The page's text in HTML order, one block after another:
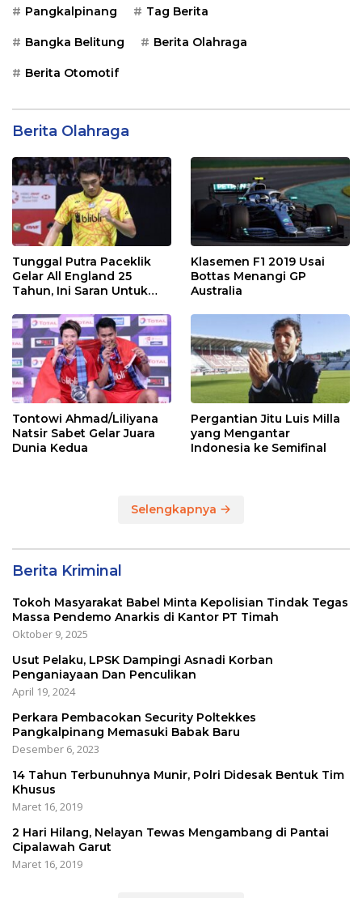
Pangkalpinang Tag Berita
Bangka Belitung Berita Olahraga
Berita Otomotif
Berita Olahraga
Tunggal Putra Paceklik
Gelar All England 25
Tahun, Ini Saran Untuk
Klasemen F1 2019 Usai
Bottas Menangi GP
Australia
Tontowi Ahmad/Liliyana
Natsir Sabet Gelar Juara
Dunia Kedua
Pergantian Jitu Luis Milla
yang Mengantar
Indonesia ke Semifinal
Selengkapnya
Berita Kriminal
Tokoh Masyarakat Babel Minta Kepolisian Tindak Tegas
Massa Pendemo Anarkis di Kantor PT Timah
Oktober 9, 2025
Usut Pelaku, LPSK Dampingi Asnadi Korban
Penganiayaan Dan Penculikan
April 19, 2024
Perkara Pembacokan Security Poltekkes
Pangkalpinang Memasuki Babak Baru
Desember 6, 2023
14 Tahun Terbunuhnya Munir, Polri Didesak Bentuk Tim
Khusus
Maret 16, 2019
2 Hari Hilang, Nelayan Tewas Mengambang di Pantai
Cipalawah Garut
Maret 16, 2019